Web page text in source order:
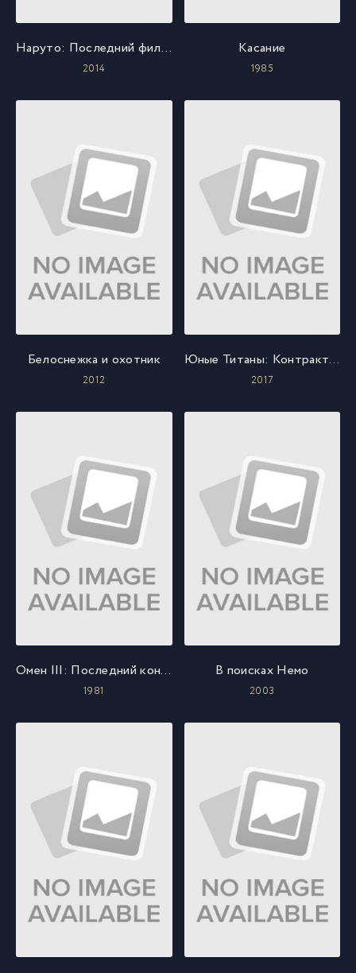
Наруто: Последний фильм
2014
Касание
1985
Белоснежка и охотник
2012
Юные Титаны: Контракт Иуды
2017
Омен III: Последний конфликт
1981
В поисках Немо
2003